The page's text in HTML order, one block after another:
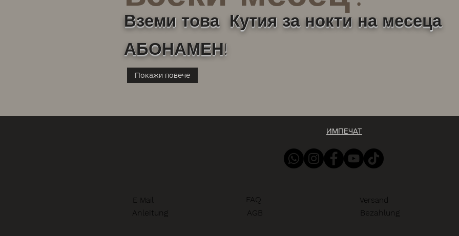
Вземи това Кутия за нокти на месеца
АБОНАМЕН!
Покажи повече
ИМПЕЧАТ
E Mail
Anleitung
FAQ
AGB
Versand
Bezahlung